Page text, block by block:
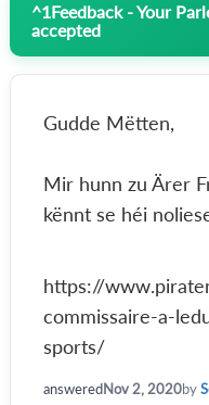
^1Feedback - Your
accepted
Gudde Mëtten,
Mir hunn zu Ärer
kënnt se héi
https://
commissaire-a-
sports/
answeredNov 2, 2020by